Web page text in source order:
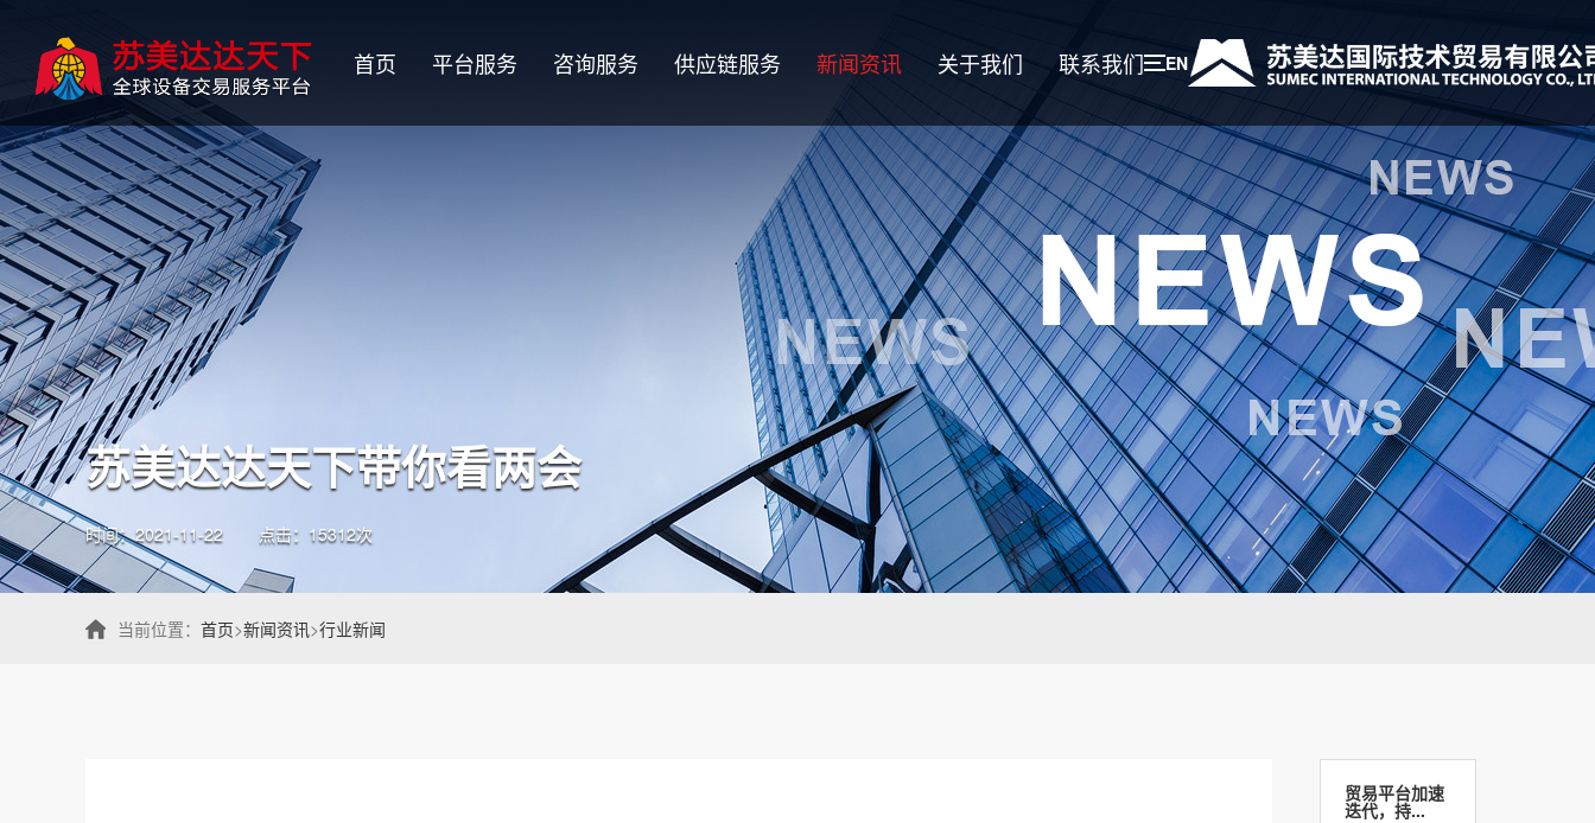
首页 平台服务 咨询服务 供应链服务 新闻资讯 关于我们 联系我们 EN
苏美达达天下带你看两会
时间：2021-11-22 点击：15312次
当前位置： 首页>新闻资讯>行业新闻
贸易平台加速
迭代，持...